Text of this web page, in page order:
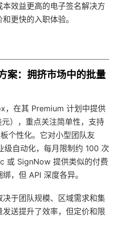
效益更高的电子签名解决方
更快的入职体验。
案：拥挤市场中的批量
在其 Premium 计划中提供
），重点关注简单性，支持
个性化。它对小型团队友
自动化，每月限制约 100 次
或 SignNow 提供类似的付费
，但 API 深度各异。
于团队规模、区域需求和集
送提升了效率，但定价和限